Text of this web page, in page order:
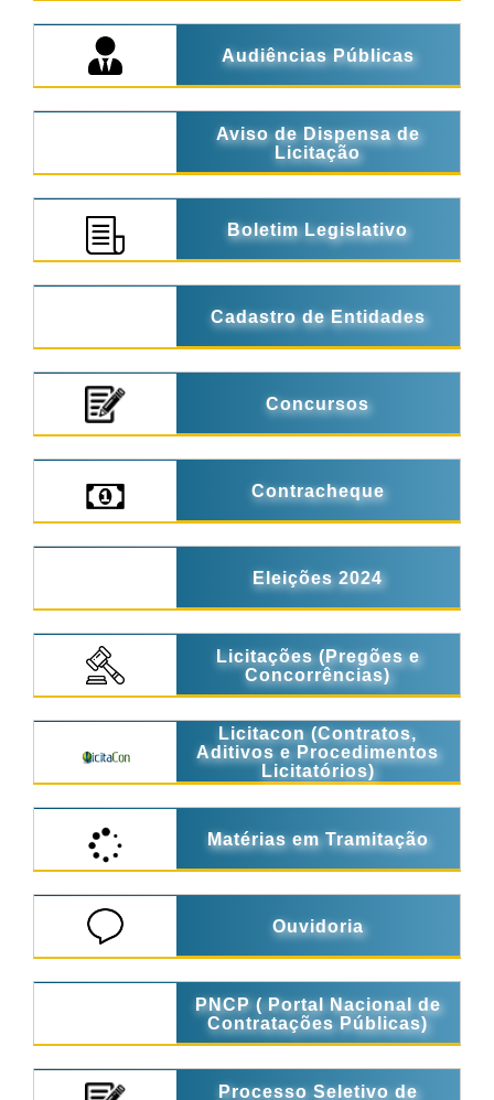
Audiências Públicas
Aviso de Dispensa de
Licitação
Boletim Legislativo
Cadastro de Entidades
Concursos
Contracheque
Eleições 2024
Licitações (Pregões e
Concorrências)
Licitacon (Contratos,
Aditivos e Procedimentos
Licitatórios)
Matérias em Tramitação
Ouvidoria
PNCP ( Portal Nacional de
Contratações Públicas)
Processo Seletivo de